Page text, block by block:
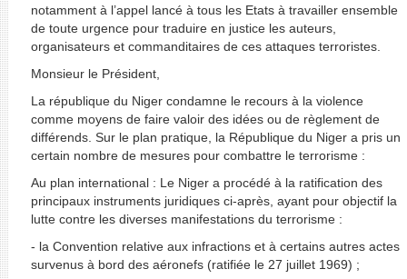
notamment à l’appel lancé à tous les Etats à travailler ensemble
de toute urgence pour traduire en justice les auteurs,
organisateurs et commanditaires de ces attaques terroristes.
Monsieur le Président,
La république du Niger condamne le recours à la violence
comme moyens de faire valoir des idées ou de règlement de
différends. Sur le plan pratique, la République du Niger a pris un
certain nombre de mesures pour combattre le terrorisme :
Au plan international : Le Niger a procédé à la ratification des
principaux instruments juridiques ci-après, ayant pour objectif la
lutte contre les diverses manifestations du terrorisme :
- la Convention relative aux infractions et à certains autres actes
survenus à bord des aéronefs (ratifiée le 27 juillet 1969) ;